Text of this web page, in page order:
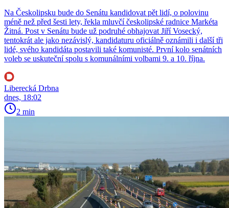
Na Českolipsku bude do Senátu kandidovat pět lidí, o polovinu
méně než před šesti lety, řekla mluvčí českolipské radnice Markéta
Žitná. Post v Senátu bude už podruhé obhajovat Jiří Vosecký,
tentokrát ale jako nezávislý, kandidaturu oficiálně oznámili i další tři
lidé, svého kandidáta postavili také komunisté. První kolo senátních
voleb se uskuteční spolu s komunálními volbami 9. a 10. října.
Liberecká Drbna
dnes, 18:02
2 min